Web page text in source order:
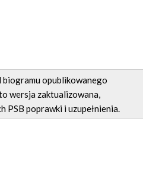
biogramu opublikowanego
wersja zaktualizowana,
PSB poprawki i uzupełnienia.